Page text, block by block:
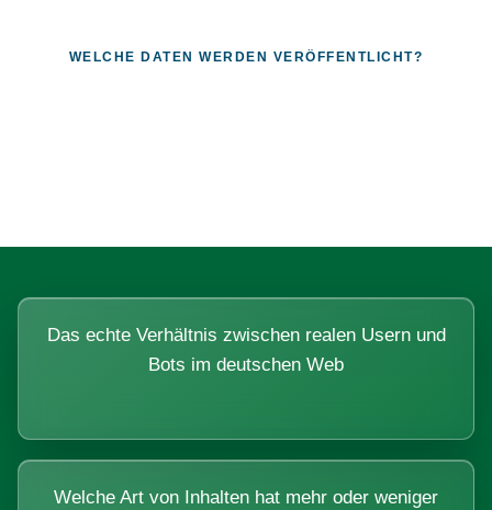
WELCHE DATEN WERDEN VERÖFFENTLICHT?
Das echte Verhältnis zwischen realen Usern und
Bots im deutschen Web
Welche Art von Inhalten hat mehr oder weniger